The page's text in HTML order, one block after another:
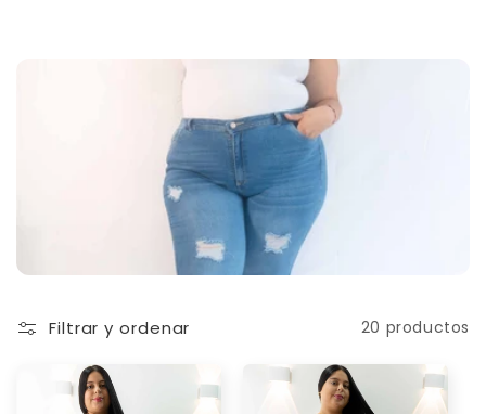
Filtrar y ordenar 20 productos